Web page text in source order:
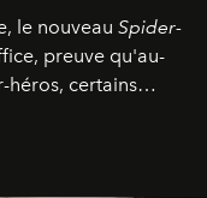
le nouveau Spider-
preuve qu'au-
héros, certains
ferveur intacte.